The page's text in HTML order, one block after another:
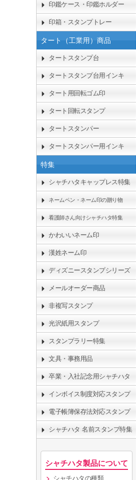
印鑑ケース・印鑑ホルダー
印箱・スタンプトレー
タート（工業用）商品
タートスタンプ台
タートスタンプ台用インキ
タート用回転ゴム印
タート回転スタンプ
タートスタンパー
タートスタンパー用インキ
特集
シャチハタキャップレス特集
ネームペン・ネーム印の贈り物
看護師さん向けシャチハタ特集
かわいいネーム印
漢姓ネーム印
ディズニースタンプシリーズ
メールオーダー商品
非複写スタンプ
光沢紙用スタンプ
スタンプラリー特集
文具・事務用品
卒業・入社記念用シャチハタ
インボイス制度対応スタンプ
電子帳簿保存法対応スタンプ
シャチハタ 名前スタンプ特集
シャチハタ製品について
シャチハタの種類